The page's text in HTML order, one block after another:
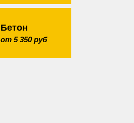
Бетон
от 5 350 руб